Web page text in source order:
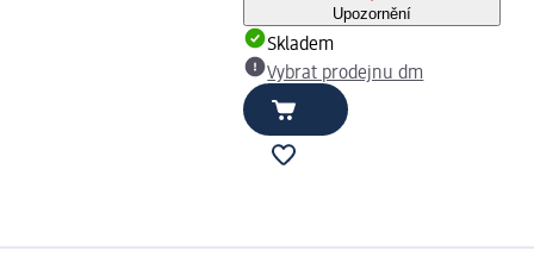
Upozornění
Skladem
Vybrat prodejnu dm